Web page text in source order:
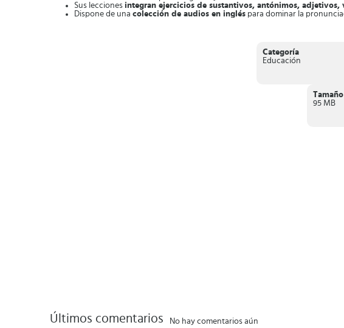
Sus lecciones integran ejercicios de sustantivos, antónimos, adjetivos,
Dispone de una colección de audios en inglés para dominar la
es una aplicación con la que podrás aprender
Categoría
Educación
Tamaño
95 MB
Últimos comentarios No hay comentarios aún